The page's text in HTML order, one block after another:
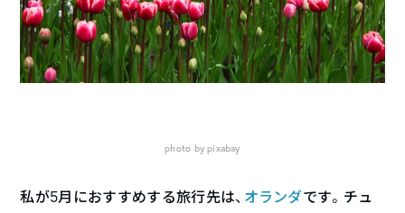
photo by pixabay
私が5月におすすめする旅行先は、 オランダです。チュ